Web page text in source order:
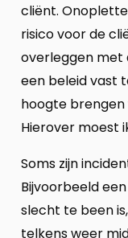
cliënt.
risico voor de
overleggen met
een beleid vast
hoogte brengen
Hierover moest
Soms zijn
Bijvoorbeeld
slecht te been
telkens weer